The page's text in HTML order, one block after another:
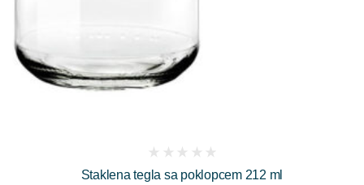
Staklena tegla sa poklopcem 212 ml
reviews)